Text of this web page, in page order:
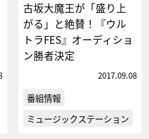
古坂大魔王が「盛り上
がる」と絶賛！『ウル
トラFES』オーディショ
ン勝者決定
2017.09.08
番組情報
ミュージックステーション